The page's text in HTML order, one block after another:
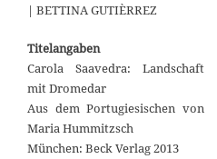
| BETTINA GUTIÈRREZ
Titelangaben
Carola Saavedra: Landschaft
mit Dromedar
Aus dem Portugiesischen von
Maria Hummitzsch
München: Beck Verlag 2013